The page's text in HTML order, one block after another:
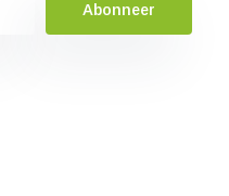
Abonneer